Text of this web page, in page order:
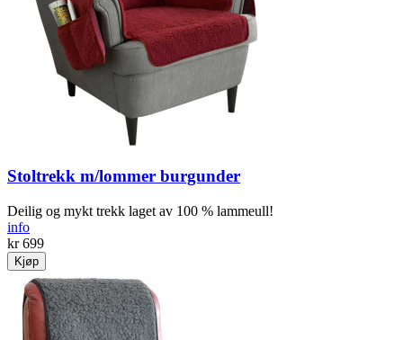
Stoltrekk m/lommer burgunder
Deilig og mykt trekk laget av 100 % lammeull!
info
kr 699
Kjøp